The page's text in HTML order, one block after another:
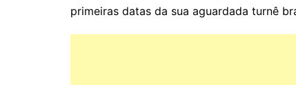
primeiras datas da sua aguardada turnê